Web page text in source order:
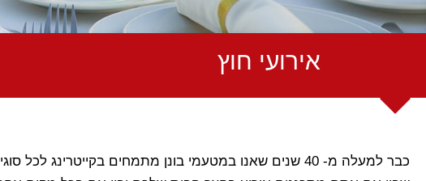
אירועי חוץ
כבר למעלה מ- 40 שנים שאנו במטעמי בונן מתמחים בקייטרינג